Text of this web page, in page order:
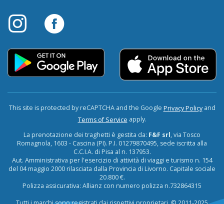
This site is protected by reCAPTCHA and the Google Privacy Policyand
Terms of Service apply.
La prenotazione dei traghetti è gestita da: F&F srl, via Tosco
Romagnola, 1603 - Cascina (PI). P.I. 01279870495, sede iscritta alla
C.C.I.A. di Pisa al n. 137953.
Aut. Amministrativa per l'esercizio di attività di viaggi e turismo n. 154
del 04 maggio 2000 rilasciata dalla Provincia di Livorno. Capitale sociale
20.800 €.
Polizza assicurativa: Allianz con numero polizza n.732864315